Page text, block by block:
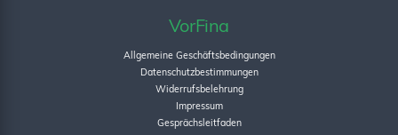
VorFina
Allgemeine Geschäftsbedingungen
Datenschutzbestimmungen
Widerrufsbelehrung
Impressum
Gesprächsleitfaden